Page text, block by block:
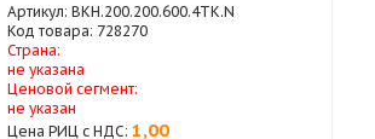
Артикул: ВКН.200.200.600.4ТК.N
Код товара: 728270
Страна:
не указана
Ценовой сегмент:
не указан
Цена РИЦ с НДС: 1,00